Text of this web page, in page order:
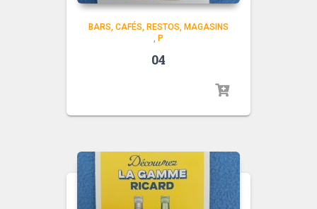
BARS, CAFÉS, RESTOS, MAGASINS
, P
04